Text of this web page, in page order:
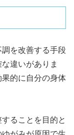
を改善する手段
違いがありま
的に自分の身体
ることを目的と